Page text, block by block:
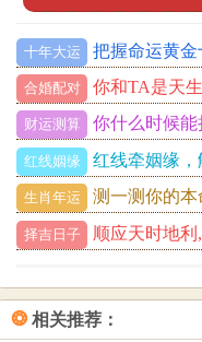
份，是一个成熟、果断
常对自己有着清晰的认
斗。
属虎的成年人通常极其
功。他们也能够保持强
境与工作要求。
们解决遇到的挑战~而
支持。
十年大运 把握命运黄
合婚配对 你和TA是天
财运测算 你什么时候
红线姻缘 红线牵姻缘，
生肖年运 测一测你的本
择吉日子 顺应天时地利
❂ 相关推荐：